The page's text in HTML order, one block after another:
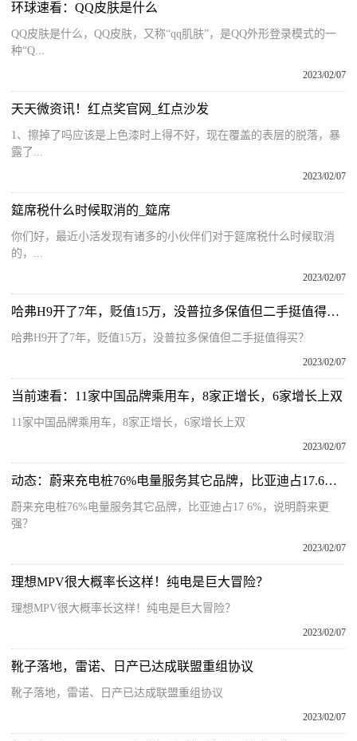
环球速看：QQ皮肤是什么
QQ皮肤是什么，QQ皮肤，又称“qq肌肤”，是QQ外形登录模式的一
种“Q...
2023/02/07
天天微资讯！红点奖官网_红点沙发
1、擦掉了吗应该是上色漆时上得不好，现在覆盖的表层的脱落，暴
露了...
2023/02/07
筵席税什么时候取消的_筵席
你们好，最近小活发现有诸多的小伙伴们对于筵席税什么时候取消
的，...
2023/02/07
哈弗H9开了7年，贬值15万，没普拉多保值但二手挺值得买？
哈弗H9开了7年，贬值15万，没普拉多保值但二手挺值得买？
2023/02/07
当前速看：11家中国品牌乘用车，8家正增长，6家增长上双
11家中国品牌乘用车，8家正增长，6家增长上双
2023/02/07
动态：蔚来充电桩76%电量服务其它品牌，比亚迪占17.6%，说明蔚来更强？
蔚来充电桩76%电量服务其它品牌，比亚迪占17 6%，说明蔚来更
强？
2023/02/07
理想MPV很大概率长这样！纯电是巨大冒险？
理想MPV很大概率长这样！纯电是巨大冒险？
2023/02/07
靴子落地，雷诺、日产已达成联盟重组协议
靴子落地，雷诺、日产已达成联盟重组协议
2023/02/07